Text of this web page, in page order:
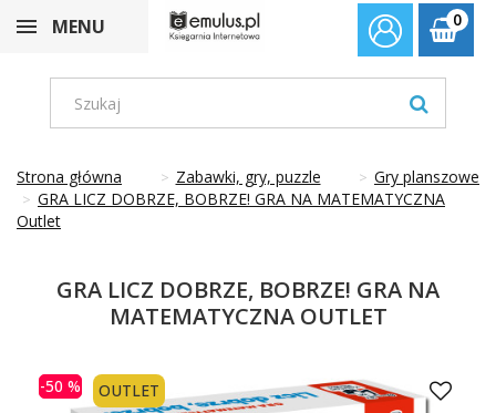
0
MENU
Strona główna Zabawki, gry, puzzle
Gry planszowe
GRA LICZ DOBRZE, BOBRZE! GRA NA MATEMATYCZNA
Outlet
GRA LICZ DOBRZE, BOBRZE! GRA NA
MATEMATYCZNA OUTLET
-50 % OUTLET